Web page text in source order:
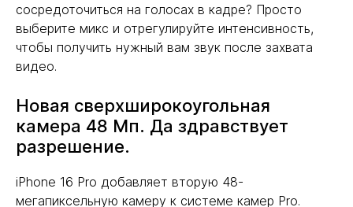
сосредоточиться на голосах в кадре? Просто
выберите микс и отрегулируйте интенсивность,
чтобы получить нужный вам звук после захвата
видео.
Новая сверхширокоугольная
камера 48 Мп. Да здравствует
разрешение.
iPhone 16 Pro добавляет вторую 48-
мегапиксельную камеру к системе камер Pro.